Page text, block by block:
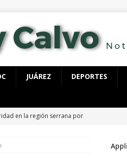
JUÁREZ DEPORTES
en la región serrana por
en la colonia Ramón Reyes